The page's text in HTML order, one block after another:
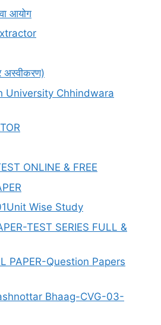
आयोग
University Chhindwara
ONLINE & FREE
Wise Study
TEST SERIES FULL &
PAPER-Question Papers
Bhaag-CVG-03-